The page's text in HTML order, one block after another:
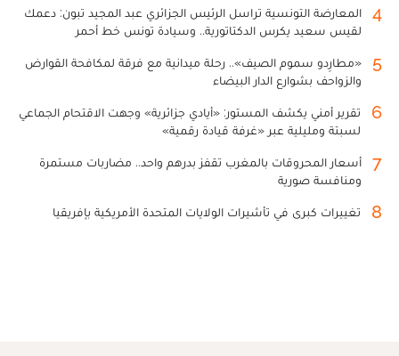
4
المعارضة التونسية تراسل الرئيس الجزائري عبد المجيد تبون: دعمك
لقيس سعيد يكرس الدكتاتورية.. وسيادة تونس خط أحمر
5
«مطارِدو سموم الصيف».. رحلة ميدانية مع فرقة لمكافحة القوارض
والزواحف بشوارع الدار البيضاء
6
تقرير أمني يكشف المستور: «أيادي جزائرية» وجهت الاقتحام الجماعي
لسبتة ومليلية عبر «غرفة قيادة رقمية»
7
أسعار المحروقات بالمغرب تقفز بدرهم واحد.. مضاربات مستمرة
ومنافسة صورية
8 تغييرات كبرى في تأشيرات الولايات المتحدة الأمريكية بإفريقيا